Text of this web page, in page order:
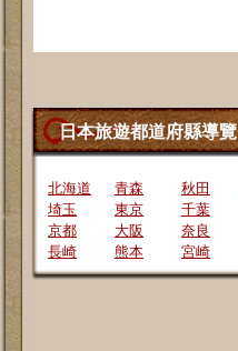
日本旅遊都道府縣導覽
北海道 青森 秋田
埼玉
東京 千葉
京都
大阪 奈良
長崎
熊本 宮崎